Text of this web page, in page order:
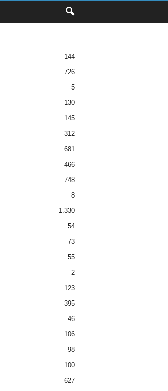
144
726
5
130
145
312
681
466
748
8
1.330
54
73
55
2
123
395
46
106
98
100
627